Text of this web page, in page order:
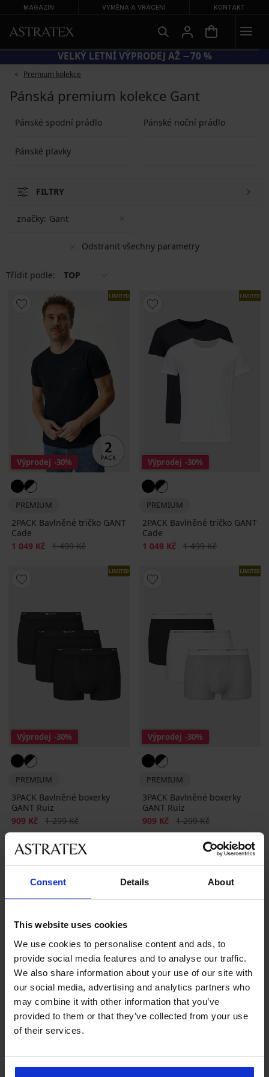
Consent Details About
This website uses cookies
We use cookies to personalise content and ads, to
provide social media features and to analyse our traffic.
We also share information about your use of our site with
our social media, advertising and analytics partners who
may combine it with other information that you’ve
provided to them or that they’ve collected from your use
of their services.
MAGAZÍN VÝMĚNA A VRÁCENÍ KONTAKT
VELKÝ LETNÍ
PLAVKY
Premium kolekce
Pánská premium kolekce Gant
Pánské spodní prádlo Pánské noční prádlo
Pánské plavky
FILTRY
Odstranit všechny parametry
značky: Gant
Třídit podle: TOP
LIMITED
Výprodej -30%
PREMIUM
2PACK Bavlněné tričko GANT
Cade
Sleva
1 049 Kč Původní cena
1 499 Kč
LIMITED
Výprodej -30%
PREMIUM
2PACK Bavlněné tričko GANT
Cade
Sleva
1 049 Kč Původní cena
1 499 Kč
LIMITED
Výprodej -30%
PREMIUM
3PACK Bavlněné boxerky
GANT Ruiz
Sleva
909 Kč Původní cena
1 299 Kč
LIMITED
Výprodej -30%
PREMIUM
3PACK Bavlněné boxerky
GANT Ruiz
Sleva
909 Kč Původní cena
1 299 Kč
PREMIUM
LIMITED
PREMIUM